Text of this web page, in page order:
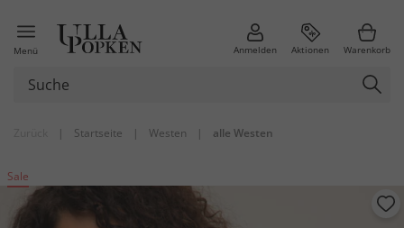
Menü Anmelden Aktionen Warenkorb
| Startseite | Westen | alle Westen
Sale